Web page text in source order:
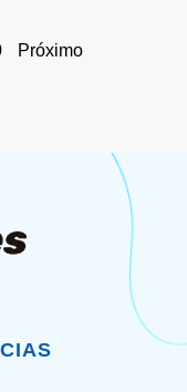
Próximo